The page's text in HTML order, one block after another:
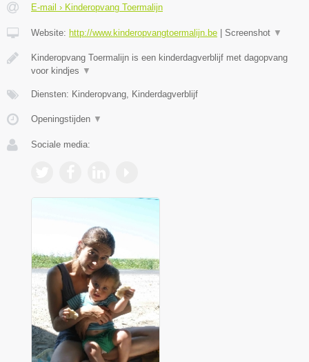
E-mail › Kinderopvang Toermalijn
Website: http://www.kinderopvangtoermalijn.be Screenshot ▼
Kinderopvang Toermalijn is een kinderdagverblijf met dagopvang
voor kindjes ▼
Diensten: Kinderopvang, Kinderdagverblijf
Openingstijden ▼
Sociale media: